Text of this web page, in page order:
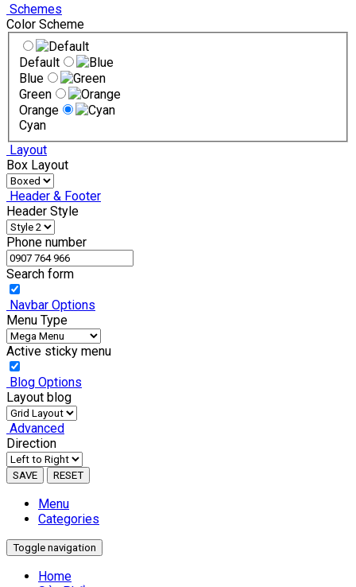
Schemes
Color Scheme
Default
Blue
Green
Orange
Cyan
Layout
Box Layout
Header & Footer
Header Style
Phone number
Search form
Navbar Options
Menu Type
Active sticky menu
Blog Options
Layout blog
Advanced
Direction
SAVE RESET
Menu
Categories
Toggle navigation
Home